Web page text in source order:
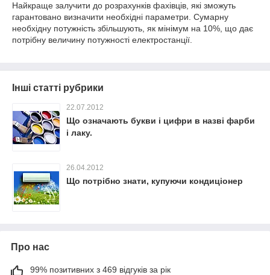
Найкраще залучити до розрахунків фахівців, які зможуть
гарантовано визначити необхідні параметри. Сумарну
необхідну потужність збільшують, як мінімум на 10%, що дає
потрібну величину потужності електростанції.
Інші статті рубрики
22.07.2012
Що означають букви і цифри в назві фарби
і лаку.
26.04.2012
Що потрібно знати, купуючи кондиціонер
Про нас
99% позитивних з 469 відгуків за рік